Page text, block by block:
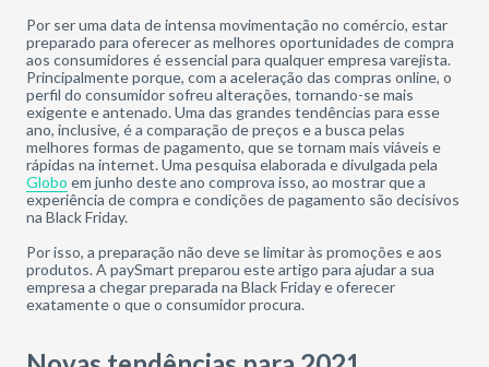
Por ser uma data de intensa movimentação no comércio, estar
preparado para oferecer as melhores oportunidades de compra
aos consumidores é essencial para qualquer empresa varejista.
Principalmente porque, com a aceleração das compras online, o
perfil do consumidor sofreu alterações, tornando-se mais
exigente e antenado. Uma das grandes tendências para esse
ano, inclusive, é a comparação de preços e a busca pelas
melhores formas de pagamento, que se tornam mais viáveis e
rápidas na internet. Uma pesquisa elaborada e divulgada pela
Globo em junho deste ano comprova isso, ao mostrar que a
experiência de compra e condições de pagamento são decisivos
na Black Friday.
Por isso, a preparação não deve se limitar às promoções e aos
produtos. A paySmart preparou este artigo para ajudar a sua
empresa a chegar preparada na Black Friday e oferecer
exatamente o que o consumidor procura.